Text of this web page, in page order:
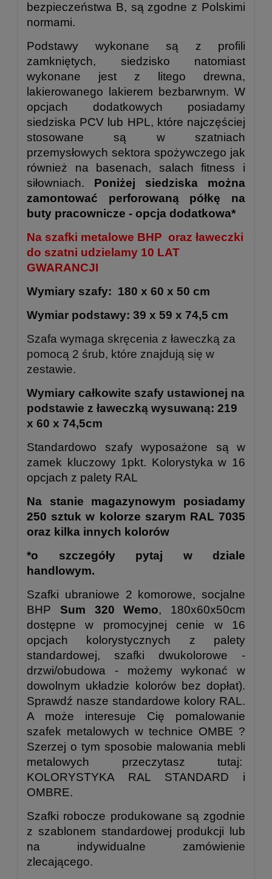
bezpieczeństwa B, są zgodne z Polskimi
normami.
Podstawy wykonane są z profili
zamkniętych, siedzisko natomiast
wykonane jest z litego drewna,
lakierowanego lakierem bezbarwnym. W
opcjach dodatkowych posiadamy
siedziska PCV lub HPL, które najczęściej
stosowane są w szatniach
przemysłowych sektora spożywczego jak
również na basenach, salach fitness i
siłowniach. Poniżej siedziska można
zamontować perforowaną półkę na
buty pracownicze - opcja dodatkowa*
Na szafki metalowe BHP oraz ławeczki
do szatni udzielamy 10 LAT
GWARANCJI
Wymiary szafy: 180 x 60 x 50 cm
Wymiar podstawy: 39 x 59 x 74,5 cm
Szafa wymaga skręcenia z ławeczką za
pomocą 2 śrub, które znajdują się w
zestawie.
Wymiary całkowite szafy ustawionej na
podstawie z ławeczką wysuwaną: 219
x 60 x 74,5cm
Standardowo szafy wyposażone są w
zamek kluczowy 1pkt. Kolorystyka w 16
opcjach z palety RAL
Na stanie magazynowym posiadamy
250 sztuk w kolorze szarym RAL 7035
oraz kilka innych kolorów
*o szczegóły pytaj w dziale
handlowym.
Szafki ubraniowe 2 komorowe, socjalne
BHP Sum 320 Wemo, 180x60x50cm
dostępne w promocyjnej cenie w 16
opcjach kolorystycznych z palety
standardowej, szafki dwukolorowe -
drzwi/obudowa - możemy wykonać w
dowolnym układzie kolorów bez dopłat).
Sprawdź nasze standardowe kolory RAL.
A może interesuje Cię pomalowanie
szafek metalowych w technice OMBE ?
Szerzej o tym sposobie malowania mebli
metalowych przeczytasz tutaj:
KOLORYSTYKA RAL STANDARD i
OMBRE.
Szafki robocze produkowane są zgodnie
z szablonem standardowej produkcji lub
na indywidualne zamówienie
zlecającego.